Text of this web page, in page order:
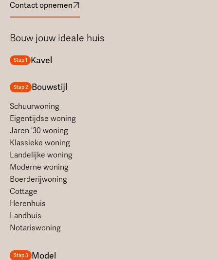
Contact opnemen
Bouw jouw ideale huis
Stap 1 Kavel
Stap 2 Bouwstijl
Schuurwoning
Eigentijdse woning
Jaren '30 woning
Klassieke woning
Landelijke woning
Moderne woning
Boerderijwoning
Cottage
Herenhuis
Landhuis
Notariswoning
Stap 3 Model